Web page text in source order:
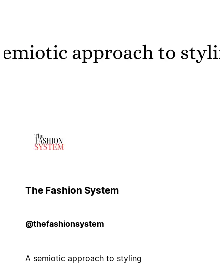
The Fashion System
@thefashionsystem
A semiotic approach to styling